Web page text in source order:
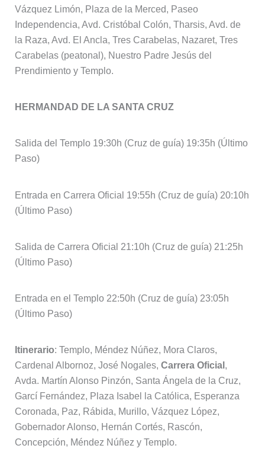
Vázquez Limón, Plaza de la Merced, Paseo
Independencia, Avd. Cristóbal Colón, Tharsis, Avd. de
la Raza, Avd. El Ancla, Tres Carabelas, Nazaret, Tres
Carabelas (peatonal), Nuestro Padre Jesús del
Prendimiento y Templo.
HERMANDAD DE LA SANTA CRUZ
Salida del Templo 19:30h (Cruz de guía) 19:35h (Último
Paso)
Entrada en Carrera Oficial 19:55h (Cruz de guía) 20:10h
(Último Paso)
Salida de Carrera Oficial 21:10h (Cruz de guía) 21:25h
(Último Paso)
Entrada en el Templo 22:50h (Cruz de guía) 23:05h
(Último Paso)
Itinerario: Templo, Méndez Núñez, Mora Claros,
Cardenal Albornoz, José Nogales, Carrera Oficial ,
Avda. Martín Alonso Pinzón, Santa Ángela de la Cruz,
Garcí Fernández, Plaza Isabel la Católica, Esperanza
Coronada, Paz, Rábida, Murillo, Vázquez López,
Gobernador Alonso, Hernán Cortés, Rascón,
Concepción, Méndez Núñez y Templo.